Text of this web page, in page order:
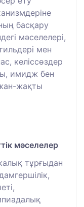
басқару
мәселелері,
мен
келіссөздер
имидж бен
жақты
мәселелер
тұрғыдан